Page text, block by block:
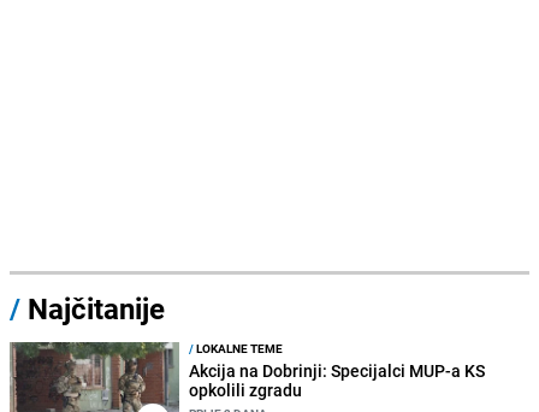
/ Najčitanije
/LOKALNE TEME
Akcija na Dobrinji: Specijalci MUP-a KS
opkolili zgradu